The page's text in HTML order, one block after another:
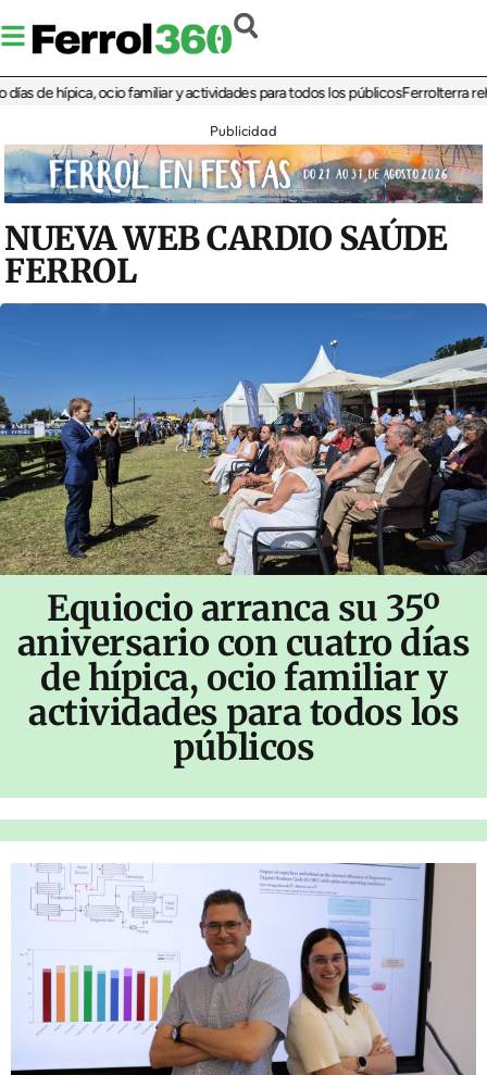
hípica, ocio familiar y actividades para todos los públicosFerrolterra rebate
Publicidad
NUEVA WEB CARDIO SAÚDE
FERROL
Equiocio arranca su 35º
aniversario con cuatro días
de hípica, ocio familiar y
actividades para todos los
públicos